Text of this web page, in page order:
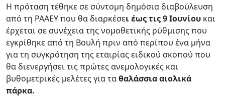
Η πρόταση τέθηκε σε σύντομη δημόσια διαβούλευση
από τη ΡΑΑΕΥ που θα διαρκέσει έως τις 9 Ιουνίου και
έρχεται σε συνέχεια της νομοθετικής ρύθμισης που
εγκρίθηκε από τη Βουλή πριν από περίπου ένα μήνα
για τη συγκρότηση της εταιρίας ειδικού σκοπού που
θα διενεργήσει τις πρώτες ανεμολογικές και
βυθομετρικές μελέτες για ταθαλάσσια αιολικά
πάρκα.